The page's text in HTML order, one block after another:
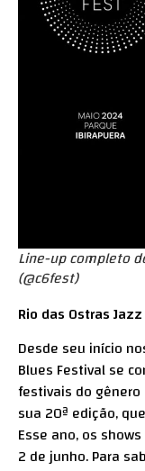
Line-up completo
(@c6fest)
Rio das Ostras
Desde seu início
Blues Festival se
festivais do
sua 20ª edição,
Esse ano, os
2 de junho. Para